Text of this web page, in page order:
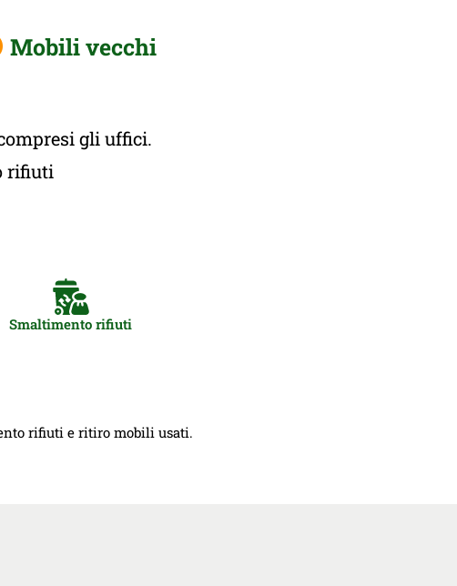
Mobili vecchi
gli uffici.
rifiuti
Smaltimento rifiuti
rifiuti e ritiro mobili usati.